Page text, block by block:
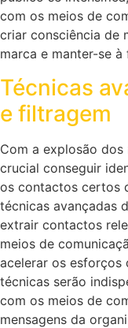
com os meios de
criar consciência de
marca e manter-se
Técnicas
e filtragem
Com a explosão
crucial conseguir
os contactos certos
técnicas avançadas
extrair contactos
meios de
acelerar os esforços
técnicas serão
com os meios de
mensagens da